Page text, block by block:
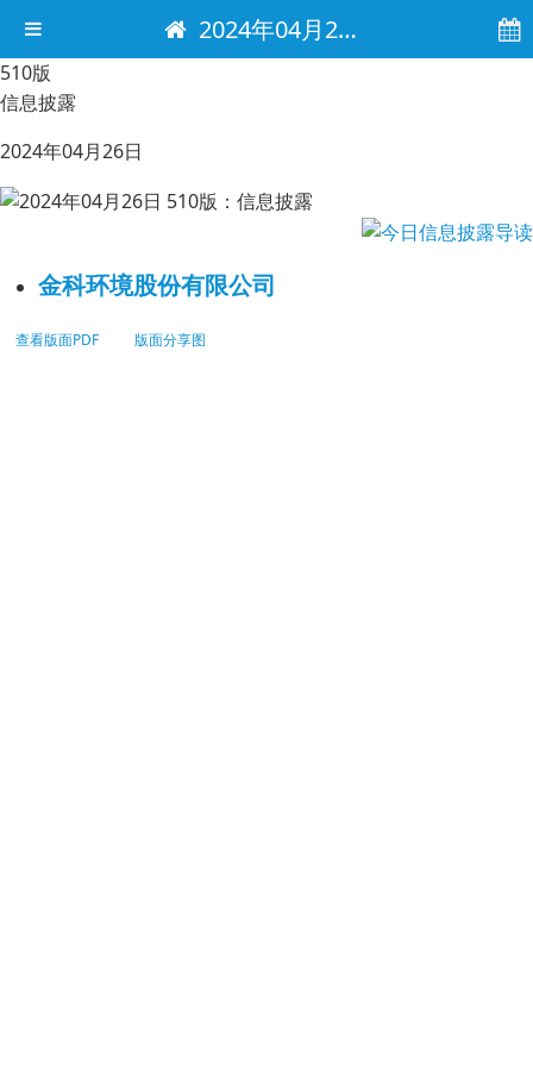
2024年04月26日 电子报
510版
信息披露
2024年04月26日
金科环境股份有限公司
查看版面PDF 版面分享图